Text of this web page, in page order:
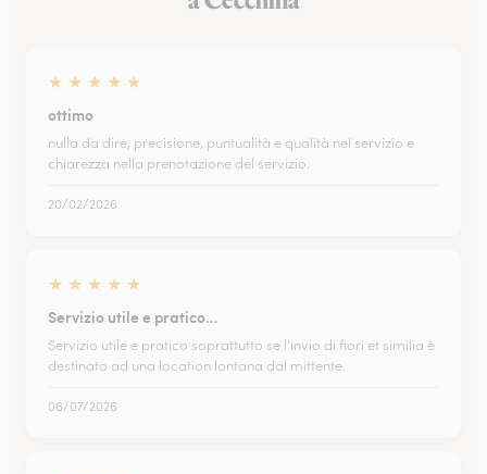
★ ★ ★ ★ ★
ottimo
nulla da dire, precisione, puntualità e qualità nel servizio e
chiarezza nella prenotazione del servizio.
20/02/2026
★ ★ ★ ★ ★
Servizio utile e pratico…
Servizio utile e pratico soprattutto se l'invio di fiori et similia è
destinato ad una location lontana dal mittente.
06/07/2026